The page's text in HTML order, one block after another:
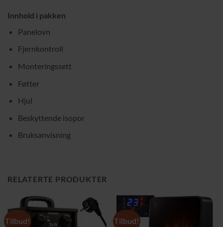
Innhold i pakken
Panelovn
Fjernkontroll
Monteringssett
Føtter
Hjul
Beskyttende isopor
Bruksanvisning
RELATERTE PRODUKTER
Tilbud! Tilbud!